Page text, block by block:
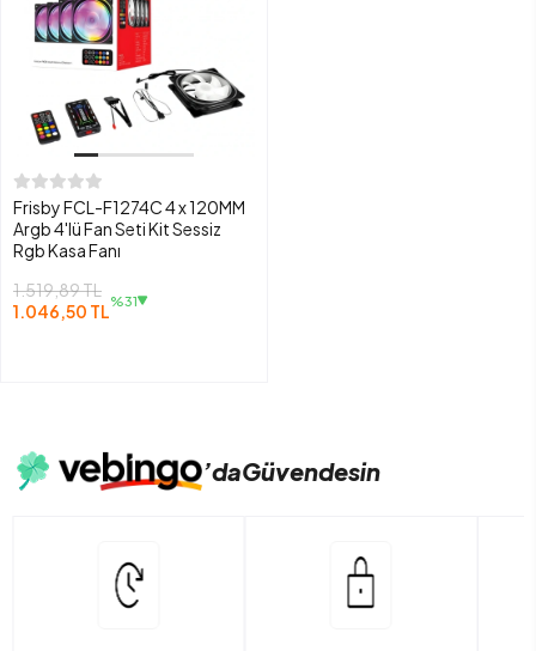
Frisby FCL-F1274C 4 x 120MM
Argb 4'lü Fan Seti Kit Sessiz
Rgb Kasa Fanı
1.519,89 TL
1.046,50 TL%31
’daGüvendesin